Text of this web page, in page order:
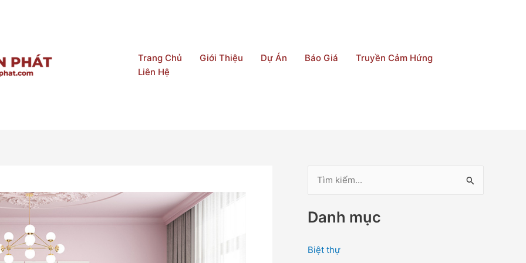
Trang Chủ
Giới Thiệu Dự Án Báo Giá
Truyền Cảm Hứng
Liên Hệ
m
i
Danh mục
Biệt thự